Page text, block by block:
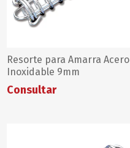
Resorte para Amarra Acero
Inoxidable 9mm
Consultar